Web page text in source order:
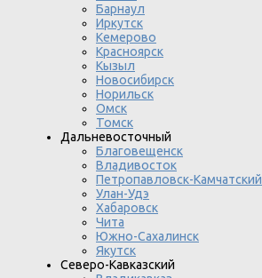
Барнаул
Иркутск
Кемерово
Красноярск
Кызыл
Новосибирск
Норильск
Омск
Томск
Дальневосточный
Благовещенск
Владивосток
Петропавловск-Камчатский
Улан-Удэ
Хабаровск
Чита
Южно-Сахалинск
Якутск
Северо-Кавказский